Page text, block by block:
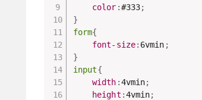
color :#333;
}
form{
font-size: 6vmin ;
}
input{
width :4vmin;
height :4vmin;